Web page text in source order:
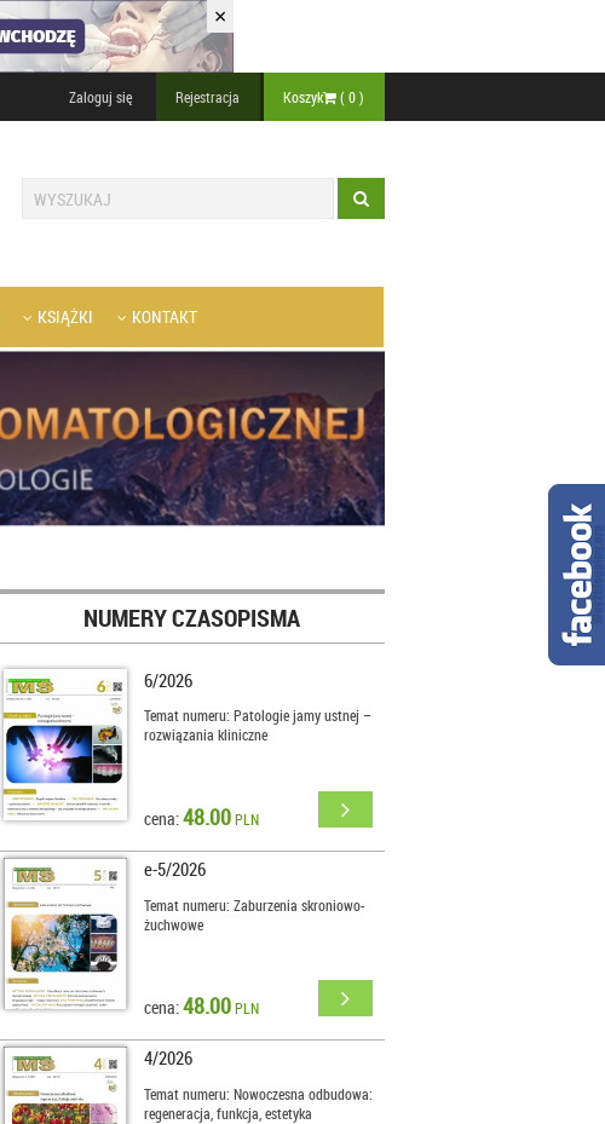
×
Zaloguj się Rejestracja Koszyk (0)
KSIĄŻKI KONTAKT
NUMERY CZASOPISMA
6/2026
Temat numeru: Patologie jamy ustnej –
rozwiązania kliniczne
cena:48.00PLN
e-5/2026
Temat numeru: Zaburzenia skroniowo-
żuchwowe
cena:48.00PLN
4/2026
Temat numeru: Nowoczesna odbudowa:
regeneracja, funkcja, estetyka